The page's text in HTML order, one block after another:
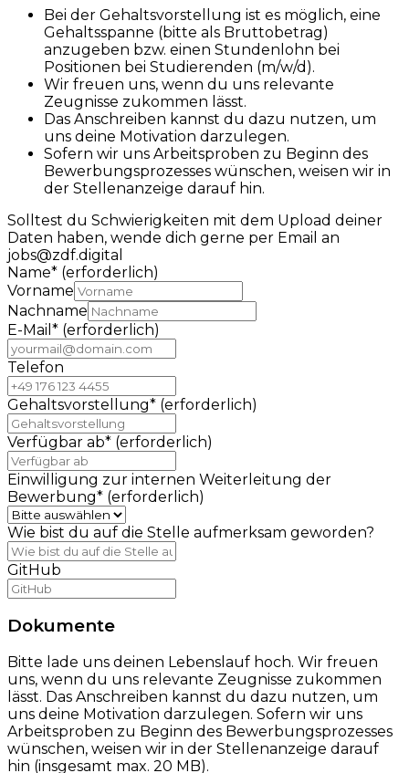
Bei der Gehaltsvorstellung ist es möglich, eine
Gehaltsspanne (bitte als Bruttobetrag)
anzugeben bzw. einen Stundenlohn bei
Positionen bei Studierenden (m/w/d).
Wir freuen uns, wenn du uns relevante
Zeugnisse zukommen lässt.
Das Anschreiben kannst du dazu nutzen, um
uns deine Motivation darzulegen.
Sofern wir uns Arbeitsproben zu Beginn des
Bewerbungsprozesses wünschen, weisen wir in
der Stellenanzeige darauf hin.
Solltest du Schwierigkeiten mit dem Upload deiner
Daten haben, wende dich gerne per Email an
jobs@zdf.digital
Name* (erforderlich)
Vorname
Nachname
E-Mail * (erforderlich)
Telefon
Gehaltsvorstellung* (erforderlich)
Verfügbar ab* (erforderlich)
Einwilligung zur internen Weiterleitung der
Bewerbung* (erforderlich)
Wie bist du auf die Stelle aufmerksam geworden?
GitHub
Dokumente
Bitte lade uns deinen Lebenslauf hoch. Wir freuen
uns, wenn du uns relevante Zeugnisse zukommen
lässt. Das Anschreiben kannst du dazu nutzen, um
uns deine Motivation darzulegen. Sofern wir uns
Arbeitsproben zu Beginn des Bewerbungsprozesses
wünschen, weisen wir in der Stellenanzeige darauf
hin (insgesamt max. 20 MB).